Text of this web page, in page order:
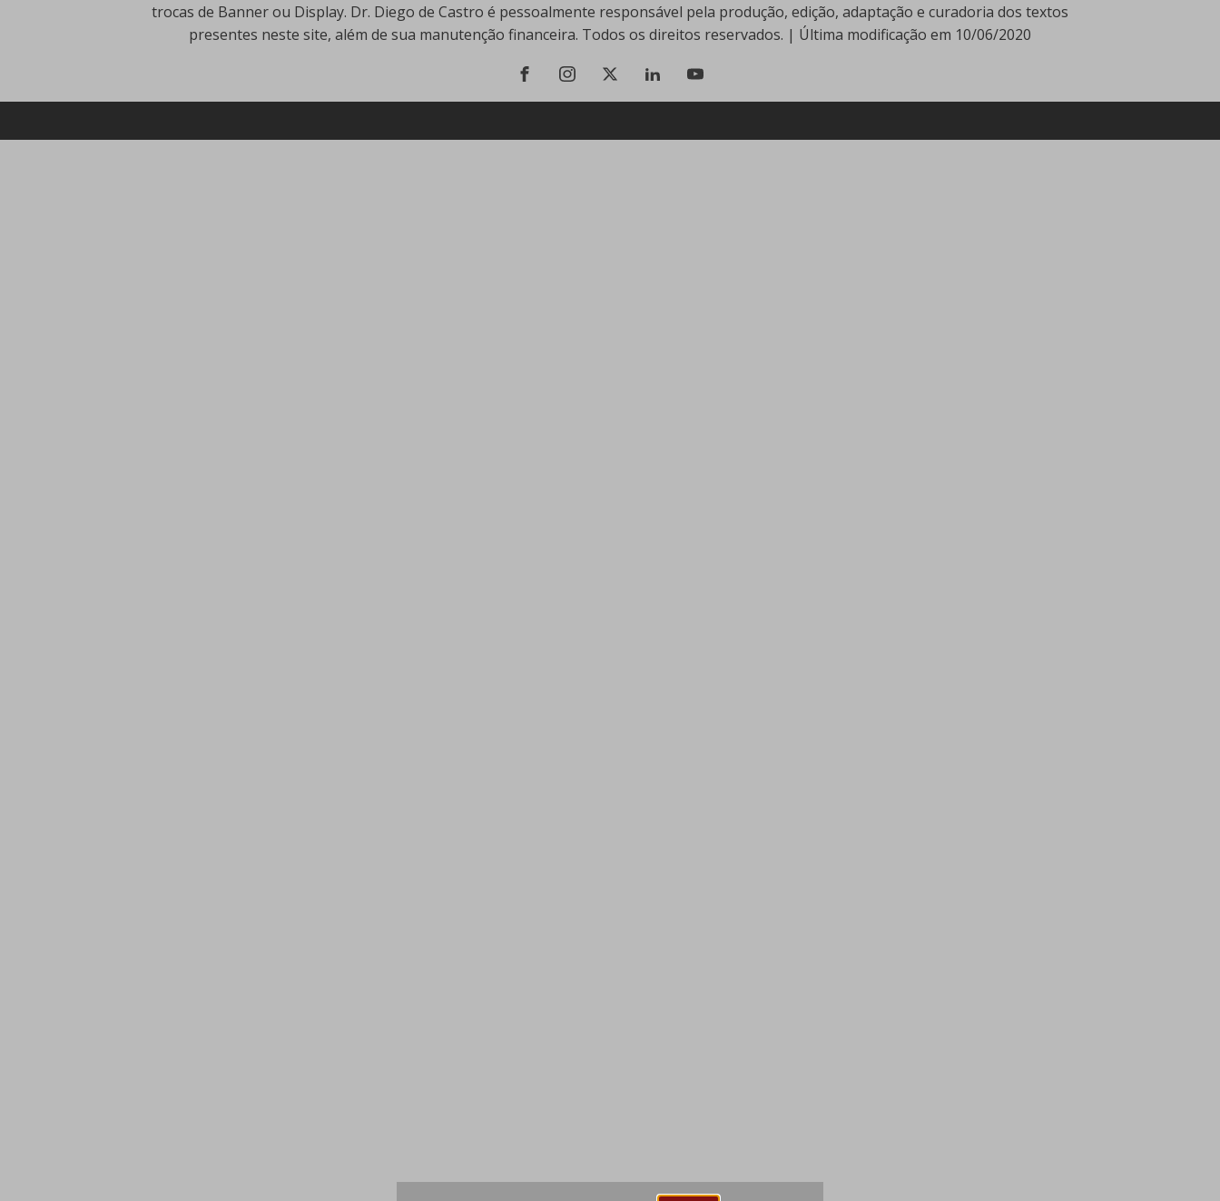
trocas de Banner ou Display. Dr. Diego de Castro é pessoalmente responsável pela produção, edição, adaptação e curadoria dos textos
presentes neste site, além de sua manutenção financeira. Todos os direitos reservados. | Última modificação em 10/06/2020